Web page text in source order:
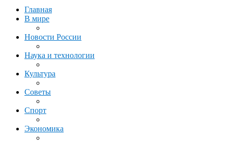
Главная
В мире
Новости России
Наука и технологии
Культура
Советы
Спорт
Экономика